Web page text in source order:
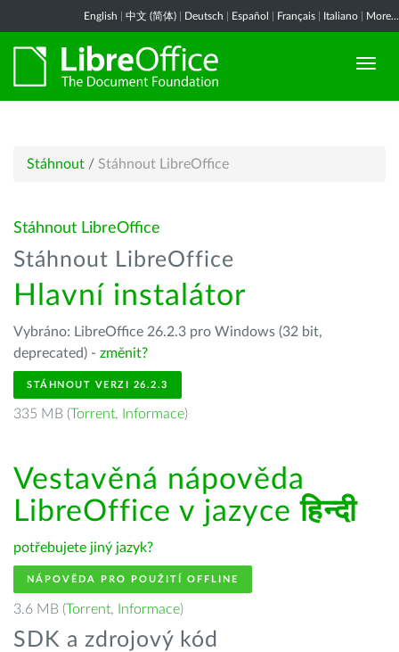
English 中文 (简体) Deutsch Español Français Italiano More...
Stáhnout / Stáhnout LibreOffice
Stáhnout LibreOffice
Stáhnout LibreOffice
Hlavní instalátor
Vybráno: LibreOffice 26.2.3 pro Windows (32 bit,
deprecated) - změnit?
STÁHNOUT VERZI 26.2.3
335 MB (Torrent, Informace)
Vestavěná nápověda
LibreOffice v jazyceहिन्दी
potřebujete jiný jazyk?
NÁPOVĚDA PRO POUŽITÍ OFFLINE
3.6 MB (Torrent, Informace)
SDK a zdrojový kód